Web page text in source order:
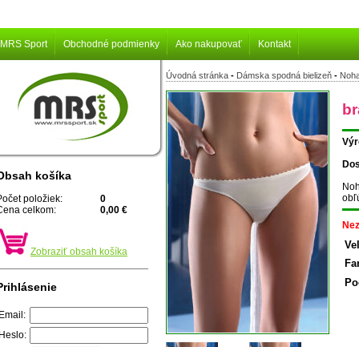
MRS Sport Obchodné podmienky Ako nakupovať Kontakt
košíka
položiek:
0
celkom:
0,00 €
Zobraziť obsah košíka
Úvodná stránka - Dámska spodná bielizeň -